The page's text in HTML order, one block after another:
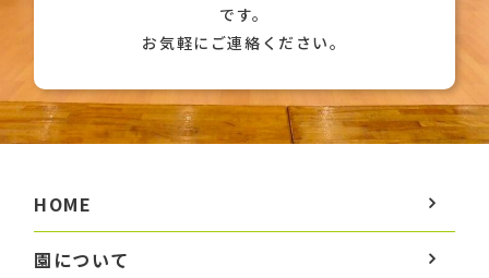
です。
お気軽にご連絡ください。
HOME
園について